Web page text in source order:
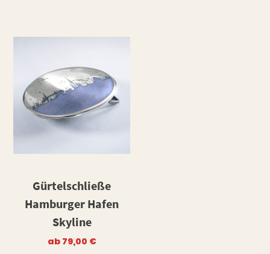
Gürtelschließe
Hamburger Hafen
Skyline
ab 79,00 €